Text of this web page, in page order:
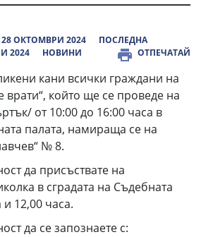
ОКТОМВРИ 2024
ПОСЛЕДНА
2024
НОВИНИ ОТПЕЧАТАЙ
кани всички граждани на
врати“, който ще се проведе на
от 10:00 до 16:00 часа в
палата, намираща се на
№ 8.
да присъствате на
в сградата на Съдебната
и 12,00 часа.
да се запознаете с: